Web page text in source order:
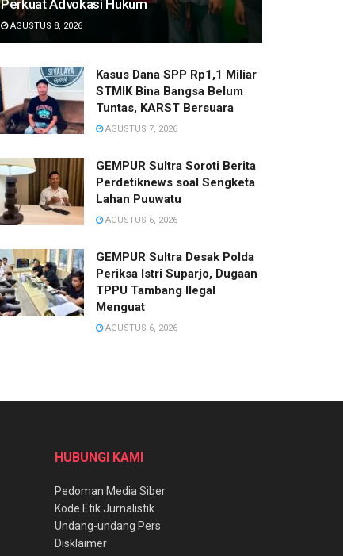
Perkuat Advokasi Hukum
AGUSTUS 8, 2026
Kasus Dana SPP Rp1,1 Miliar
STMIK Bina Bangsa Belum
Tuntas, KARST Bersuara
AGUSTUS 7, 2026
GEMPUR Sultra Soroti Berita
Perdetiknews soal Sengketa
Lahan Puuwatu
AGUSTUS 6, 2026
GEMPUR Sultra Desak Polda
Periksa Istri Suparjo, Dugaan
TPPU Tambang Ilegal
Menguat
AGUSTUS 6, 2026
HUBUNGI KAMI
Pedoman Media Siber
Kode Etik Jurnalistik
Undang-undang Pers
Disklaimer